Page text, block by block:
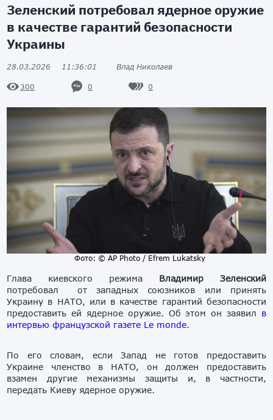
Зеленский потребовал ядерное оружие
в качестве гарантий безопасности
Украины
28.03.2026 11:36:01 Влад Николаев
300 0 0
Фото: © AP Photo / Efrem Lukatsky
Глава киевского режима Владимир Зеленский
потребовал от западных союзников или принять
Украину в НАТО, или в качестве гарантий безопасности
предоставить ей ядерное оружие. Об этом он заявил в
интервью французской газете Le monde.
По его словам, если Запад не готов предоставить
Украине членство в НАТО, он должен предоставить
взамен другие механизмы защиты и, в частности,
передать Киеву ядерное оружие.